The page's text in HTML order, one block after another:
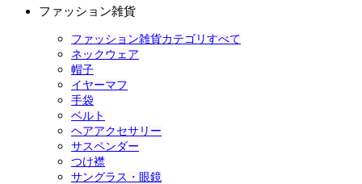
ファッション雑貨
ファッション雑貨カテゴリすべて
ネックウェア
帽子
イヤーマフ
手袋
ベルト
ヘアアクセサリー
サスペンダー
つけ襟
サングラス・眼鏡